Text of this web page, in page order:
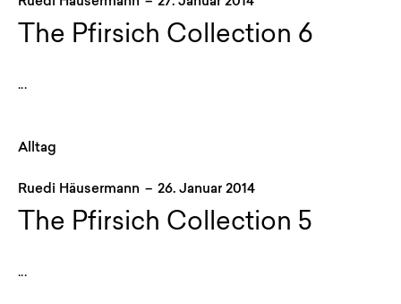
The Pfirsich Collection 6
...
Alltag
Ruedi Häusermann – 26. Januar 2014
The Pfirsich Collection 5
...